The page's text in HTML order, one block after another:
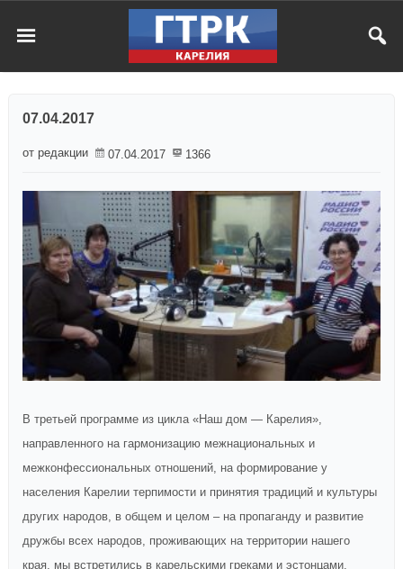
07.04.2017
от редакции 07.04.2017 1366
В третьей программе из цикла «Наш дом — Карелия»,
направленного на гармонизацию межнациональных и
межконфессиональных отношений, на формирование у
населения Карелии терпимости и принятия традиций и культуры
других народов, в общем и целом – на пропаганду и развитие
дружбы всех народов, проживающих на территории нашего
края, мы встретились в карельскими греками и эстонцами.